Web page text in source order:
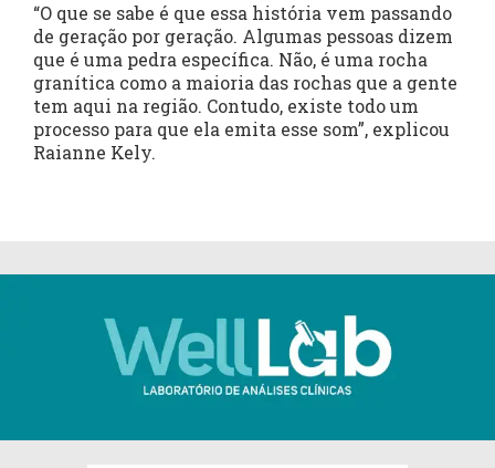
“O que se sabe é que essa história vem passando
de geração por geração. Algumas pessoas dizem
que é uma pedra específica. Não, é uma rocha
granítica como a maioria das rochas que a gente
tem aqui na região. Contudo, existe todo um
processo para que ela emita esse som”, explicou
Raianne Kely.